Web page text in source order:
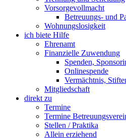
Vorsorgevollmacht
Betreuungs- und
Wohnungslosigkeit
ich biete Hilfe
Ehrenamt
Finanzielle Zuwendung
Spenden,
Onlinespende
Vermächtnis,
Mitgliedschaft
direkt zu
Termine
Termine
Stellen / Praktika
Allein erziehend